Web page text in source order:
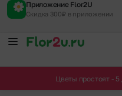
Приложение Flor2U
Скидка 300₽ в приложении
Цветы простоят -